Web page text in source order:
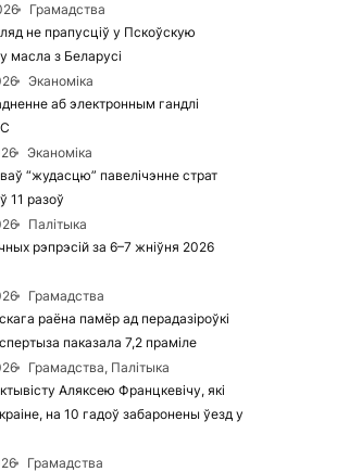
Грамадства
не прапусціў у Пскоўскую
масла з Беларусі
Эканоміка
аб электронным гандлі
Эканоміка
“жудасцю” павелічэнне страт
11 разоў
Палітыка
рэпрэсій за 6–7 жніўня 2026
Грамадства
раёна памёр ад перадазіроўкі
паказала 7,2 праміле
Грамадства, Палітыка
Аляксею Францкевічу, які
на 10 гадоў забаронены ўезд у
Грамадства